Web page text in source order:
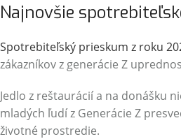
Najnovšie
Spotrebiteľský prieskum z roku
zákazníkov z generácie Z
Jedlo z reštaurácií a na donášku
mladých ľudí z Generácie Z
životné prostredie.